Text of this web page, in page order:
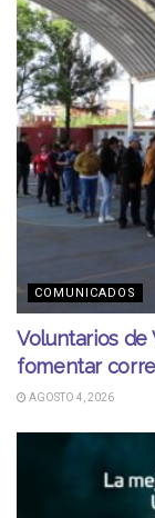
COMUNICADOS
Voluntarios de
fomentar
AGOSTO 4, 2026